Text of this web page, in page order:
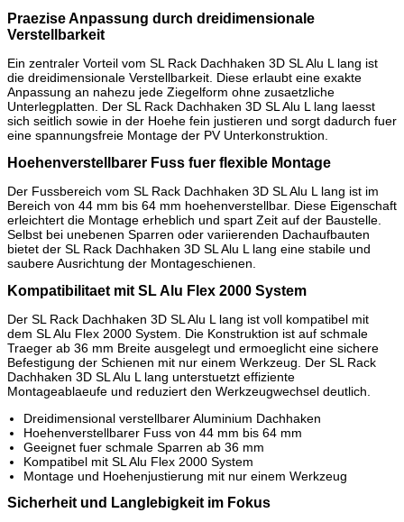
Praezise Anpassung durch dreidimensionale
Verstellbarkeit
Ein zentraler Vorteil vom SL Rack Dachhaken 3D SL Alu L lang ist
die dreidimensionale Verstellbarkeit. Diese erlaubt eine exakte
Anpassung an nahezu jede Ziegelform ohne zusaetzliche
Unterlegplatten. Der SL Rack Dachhaken 3D SL Alu L lang laesst
sich seitlich sowie in der Hoehe fein justieren und sorgt dadurch fuer
eine spannungsfreie Montage der PV Unterkonstruktion.
Hoehenverstellbarer Fuss fuer flexible Montage
Der Fussbereich vom SL Rack Dachhaken 3D SL Alu L lang ist im
Bereich von 44 mm bis 64 mm hoehenverstellbar. Diese Eigenschaft
erleichtert die Montage erheblich und spart Zeit auf der Baustelle.
Selbst bei unebenen Sparren oder variierenden Dachaufbauten
bietet der SL Rack Dachhaken 3D SL Alu L lang eine stabile und
saubere Ausrichtung der Montageschienen.
Kompatibilitaet mit SL Alu Flex 2000 System
Der SL Rack Dachhaken 3D SL Alu L lang ist voll kompatibel mit
dem SL Alu Flex 2000 System. Die Konstruktion ist auf schmale
Traeger ab 36 mm Breite ausgelegt und ermoeglicht eine sichere
Befestigung der Schienen mit nur einem Werkzeug. Der SL Rack
Dachhaken 3D SL Alu L lang unterstuetzt effiziente
Montageablaeufe und reduziert den Werkzeugwechsel deutlich.
Dreidimensional verstellbarer Aluminium Dachhaken
Hoehenverstellbarer Fuss von 44 mm bis 64 mm
Geeignet fuer schmale Sparren ab 36 mm
Kompatibel mit SL Alu Flex 2000 System
Montage und Hoehenjustierung mit nur einem Werkzeug
Sicherheit und Langlebigkeit im Fokus